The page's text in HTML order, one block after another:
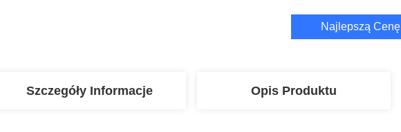
Najlepszą Cenę
Szczegóły Informacje Opis Produktu